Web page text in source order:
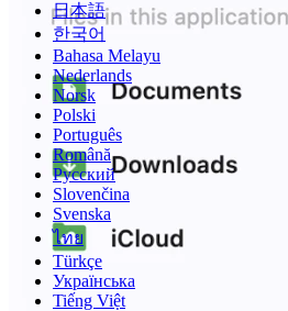
日本語
한국어
Bahasa Melayu
Nederlands
Norsk
Polski
Português
Română
Русский
Slovenčina
Svenska
ไทย
Türkçe
Українська
Tiếng Việt